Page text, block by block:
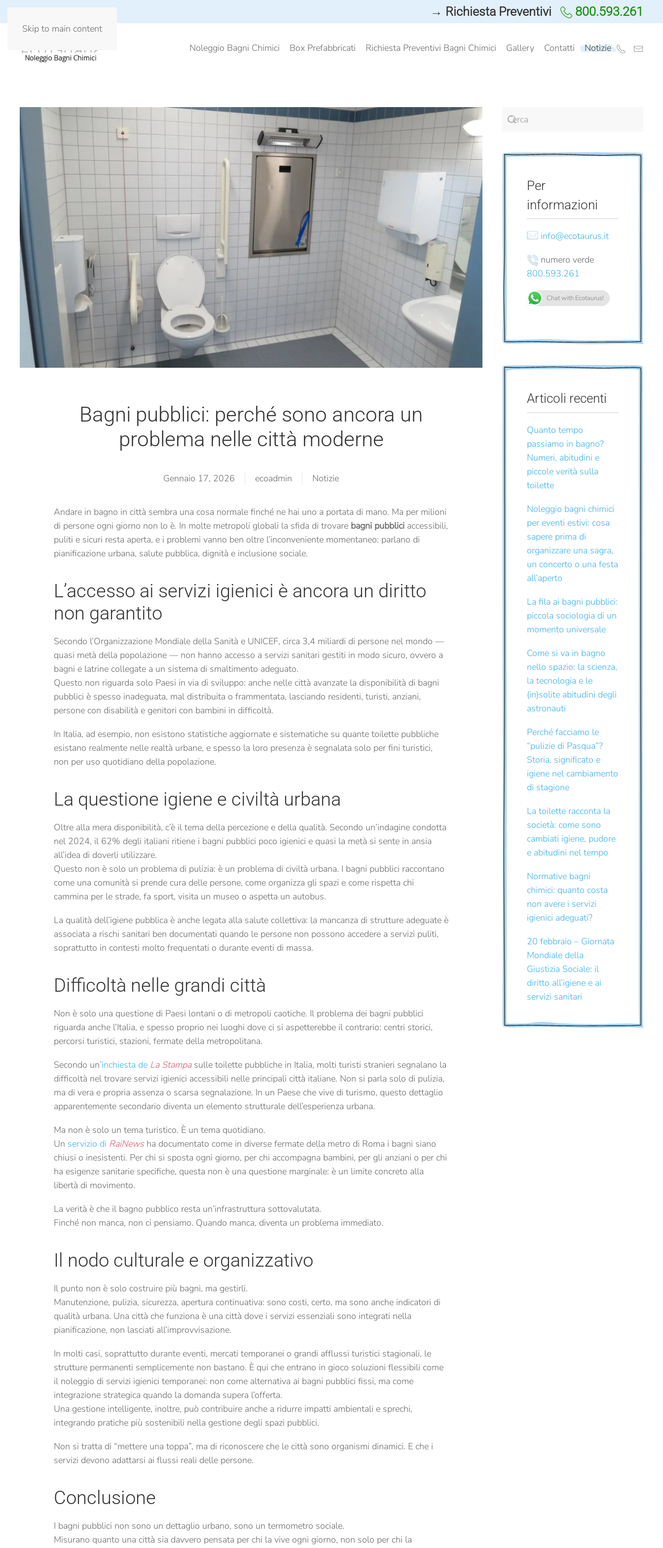
Skip to main content
→ Richiesta Preventivi 800.593.261
Noleggio Bagni Chimici Box Prefabbricati Richiesta Preventivi Bagni Chimici Gallery Contatti Notizie
Bagni pubblici: perché sono ancora un
problema nelle città moderne
Gennaio 17, 2026 ecoadmin Notizie
Andare in bagno in città sembra una cosa normale finché ne hai uno a portata di mano. Ma per milioni
di persone ogni giorno non lo è. In molte metropoli globali la sfida di trovare bagni pubblici accessibili,
puliti e sicuri resta aperta, e i problemi vanno ben oltre l’inconveniente momentaneo: parlano di
pianificazione urbana, salute pubblica, dignità e inclusione sociale.
L’accesso ai servizi igienici è ancora un diritto
non garantito
Secondo l’Organizzazione Mondiale della Sanità e UNICEF, circa 3,4 miliardi di persone nel mondo —
quasi metà della popolazione — non hanno accesso a servizi sanitari gestiti in modo sicuro, ovvero a
bagni e latrine collegate a un sistema di smaltimento adeguato.
Questo non riguarda solo Paesi in via di sviluppo: anche nelle città avanzate la disponibilità di bagni
pubblici è spesso inadeguata, mal distribuita o frammentata, lasciando residenti, turisti, anziani,
persone con disabilità e genitori con bambini in difficoltà.
In Italia, ad esempio, non esistono statistiche aggiornate e sistematiche su quante toilette pubbliche
esistano realmente nelle realtà urbane, e spesso la loro presenza è segnalata solo per fini turistici,
non per uso quotidiano della popolazione.
La questione igiene e civiltà urbana
Oltre alla mera disponibilità, c’è il tema della percezione e della qualità. Secondo un’indagine condotta
nel 2024, il 62% degli italiani ritiene i bagni pubblici poco igienici e quasi la metà si sente in ansia
all’idea di doverli utilizzare.
Questo non è solo un problema di pulizia: è un problema di civiltà urbana. I bagni pubblici raccontano
come una comunità si prende cura delle persone, come organizza gli spazi e come rispetta chi
cammina per le strade, fa sport, visita un museo o aspetta un autobus.
La qualità dell’igiene pubblica è anche legata alla salute collettiva: la mancanza di strutture adeguate è
associata a rischi sanitari ben documentati quando le persone non possono accedere a servizi puliti,
soprattutto in contesti molto frequentati o durante eventi di massa.
Difficoltà nelle grandi città
Non è solo una questione di Paesi lontani o di metropoli caotiche. Il problema dei bagni pubblici
riguarda anche l’Italia, e spesso proprio nei luoghi dove ci si aspetterebbe il contrario: centri storici,
percorsi turistici, stazioni, fermate della metropolitana.
Secondo un’inchiesta de La Stampa sulle toilette pubbliche in Italia, molti turisti stranieri segnalano la
difficoltà nel trovare servizi igienici accessibili nelle principali città italiane. Non si parla solo di pulizia,
ma di vera e propria assenza o scarsa segnalazione. In un Paese che vive di turismo, questo dettaglio
apparentemente secondario diventa un elemento strutturale dell’esperienza urbana.
Ma non è solo un tema turistico. È un tema quotidiano.
Un servizio di RaiNews ha documentato come in diverse fermate della metro di Roma i bagni siano
chiusi o inesistenti. Per chi si sposta ogni giorno, per chi accompagna bambini, per gli anziani o per chi
ha esigenze sanitarie specifiche, questa non è una questione marginale: è un limite concreto alla
libertà di movimento.
La verità è che il bagno pubblico resta un’infrastruttura sottovalutata.
Finché non manca, non ci pensiamo. Quando manca, diventa un problema immediato.
Il nodo culturale e organizzativo
Il punto non è solo costruire più bagni, ma gestirli.
Manutenzione, pulizia, sicurezza, apertura continuativa: sono costi, certo, ma sono anche indicatori di
qualità urbana. Una città che funziona è una città dove i servizi essenziali sono integrati nella
pianificazione, non lasciati all’improvvisazione.
In molti casi, soprattutto durante eventi, mercati temporanei o grandi afflussi turistici stagionali, le
strutture permanenti semplicemente non bastano. È qui che entrano in gioco soluzioni flessibili come
il noleggio di servizi igienici temporanei: non come alternativa ai bagni pubblici fissi, ma come
integrazione strategica quando la domanda supera l’offerta.
Una gestione intelligente, inoltre, può contribuire anche a ridurre impatti ambientali e sprechi,
integrando pratiche più sostenibili nella gestione degli spazi pubblici.
Non si tratta di “mettere una toppa”, ma di riconoscere che le città sono organismi dinamici. E che i
servizi devono adattarsi ai flussi reali delle persone.
Conclusione
I bagni pubblici non sono un dettaglio urbano, sono un termometro sociale.
Misurano quanto una città sia davvero pensata per chi la vive ogni giorno, non solo per chi la
Per
informazioni
info@ecotaurus.it
numero verde
800.593.261
Chat with Ecotaurus!
Articoli recenti
Quanto tempo
passiamo in bagno?
Numeri, abitudini e
piccole verità sulla
toilette
Noleggio bagni chimici
per eventi estivi: cosa
sapere prima di
organizzare una sagra,
un concerto o una festa
all’aperto
La fila ai bagni pubblici:
piccola sociologia di un
momento universale
Come si va in bagno
nello spazio: la scienza,
la tecnologia e le
(in)solite abitudini degli
astronauti
Perché facciamo le
“pulizie di Pasqua”?
Storia, significato e
igiene nel cambiamento
di stagione
La toilette racconta la
società: come sono
cambiati igiene, pudore
e abitudini nel tempo
Normative bagni
chimici: quanto costa
non avere i servizi
igienici adeguati?
20 febbraio – Giornata
Mondiale della
Giustizia Sociale: il
diritto all’igiene e ai
servizi sanitari